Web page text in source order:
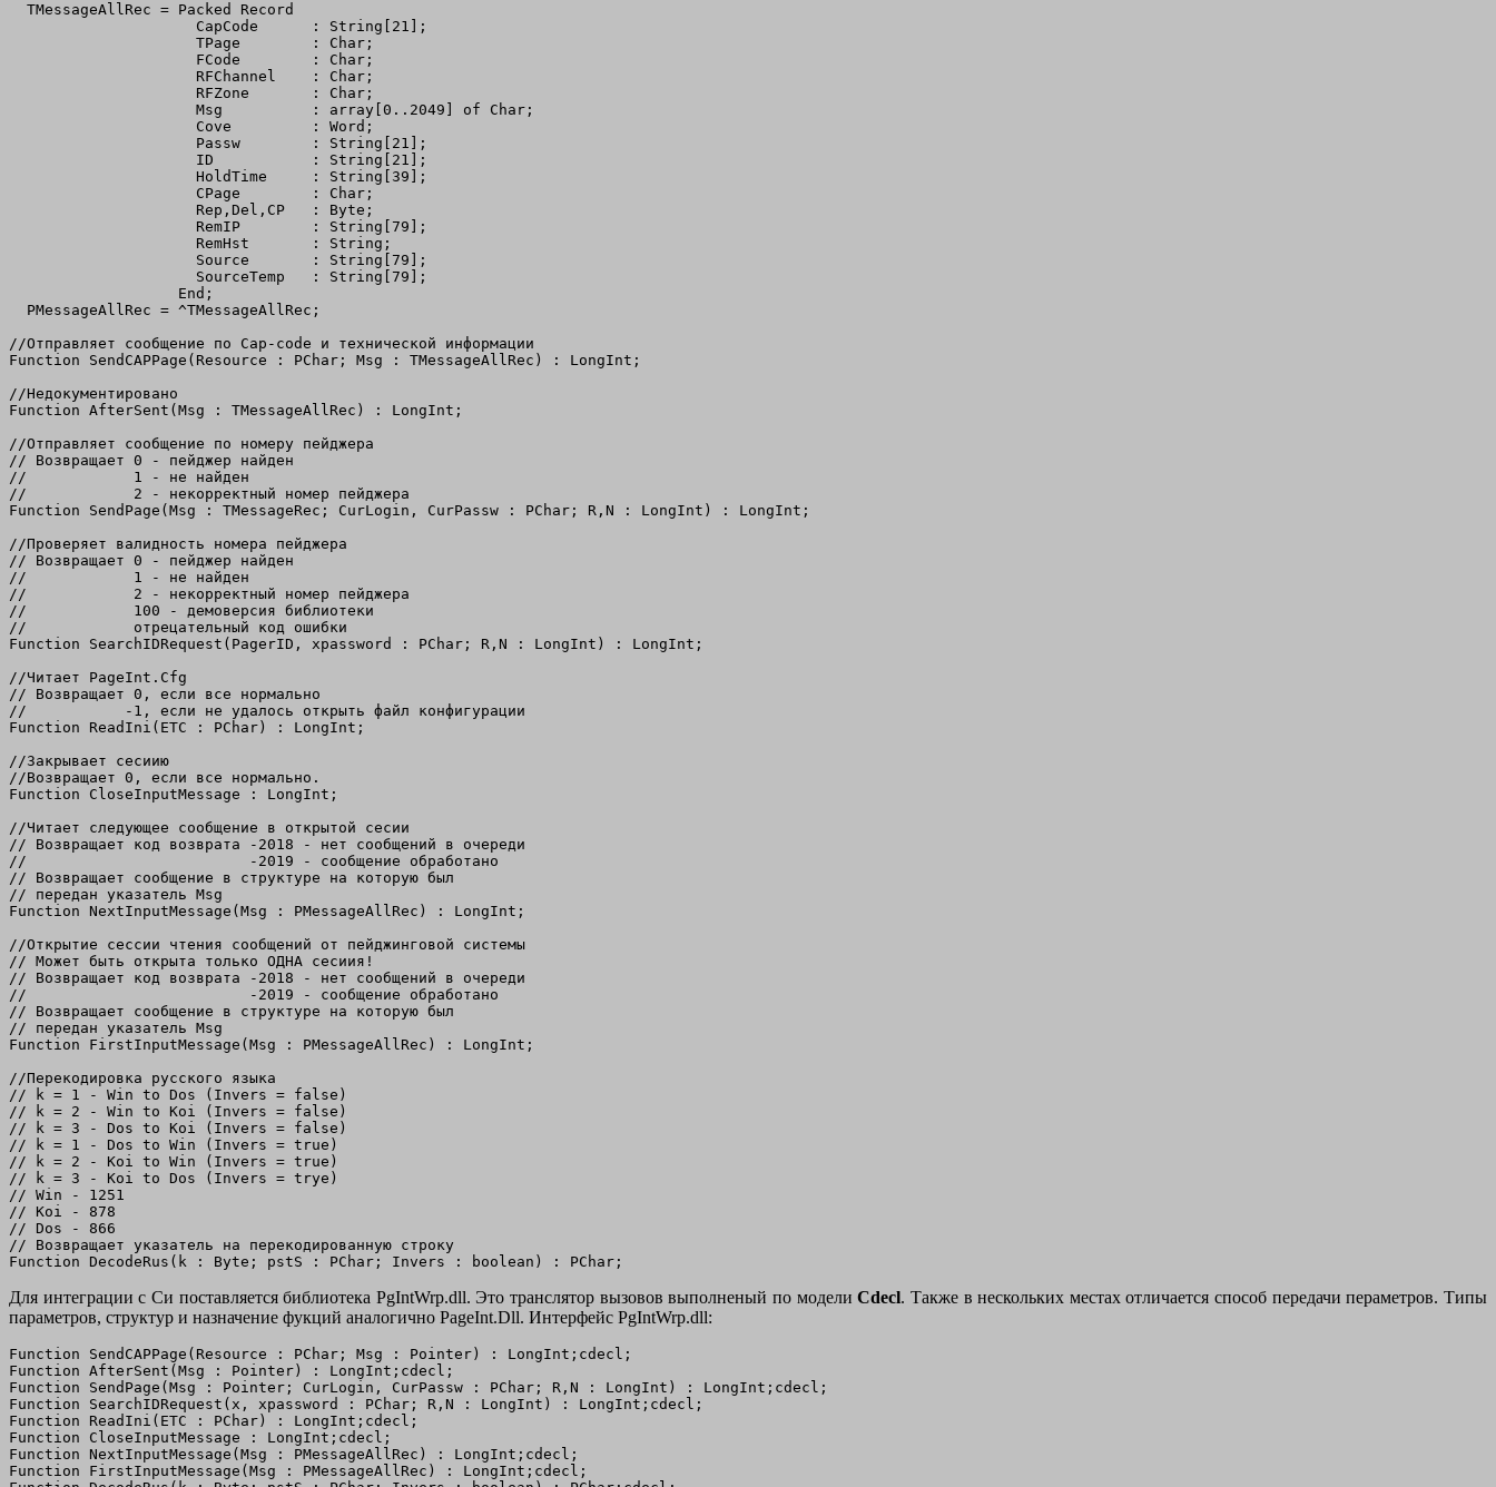
  TMessageAllRec = Packed Record
                     CapCode      : String[21];
                     TPage        : Char;
                     FCode        : Char;
                     RFChannel    : Char;
                     RFZone       : Char;
                     Msg          : array[0..2049] of Char;
                     Cove         : Word;
                     Passw        : String[21];
                     ID           : String[21];
                     HoldTime     : String[39];
                     CPage        : Char;
                     Rep,Del,CP   : Byte;
                     RemIP        : String[79];
                     RemHst       : String;
                     Source       : String[79];
                     SourceTemp   : String[79];
                   End;
  PMessageAllRec = ^TMessageAllRec;
//Отправляет сообщение по Cap-code и технической информации
Function SendCAPPage(Resource : PChar; Msg : TMessageAllRec) : LongInt;
//Недокументировано
Function AfterSent(Msg : TMessageAllRec) : LongInt;
//Отправляет сообщение по номеру пейджера
// Возвращает 0 - пейджер найден
//            1 - не найден
//            2 - некорректный номер пейджера
Function SendPage(Msg : TMessageRec; CurLogin, CurPassw : PChar; R,N : LongInt) : LongInt;
//Проверяет валидность номера пейджера
// Возвращает 0 - пейджер найден
//            1 - не найден
//            2 - некорректный номер пейджера
//            100 - демоверсия библиотеки
//            отрецательный код ошибки
Function SearchIDRequest(PagerID, xpassword : PChar; R,N : LongInt) : LongInt;
//Читает PageInt.Cfg
// Возвращает 0, если все нормально
//           -1, если не удалось открыть файл конфигурации
Function ReadIni(ETC : PChar) : LongInt;
//Закрывает сесиию
//Возвращает 0, если все нормально.
Function CloseInputMessage : LongInt;
//Читает следующее сообщение в открытой сесии
// Возвращает код возврата -2018 - нет сообщений в очереди
//                         -2019 - сообщение обработано
// Возвращает сообщение в структуре на которую был
// передан указатель Msg
Function NextInputMessage(Msg : PMessageAllRec) : LongInt;
//Открытие сессии чтения сообщений от пейджинговой системы
// Может быть открыта только ОДНА сесиия!
// Возвращает код возврата -2018 - нет сообщений в очереди
//                         -2019 - сообщение обработано
// Возвращает сообщение в структуре на которую был
// передан указатель Msg
Function FirstInputMessage(Msg : PMessageAllRec) : LongInt;
//Перекодировка русского языка
// k = 1 - Win to Dos (Invers = false)
// k = 2 - Win to Koi (Invers = false)
// k = 3 - Dos to Koi (Invers = false)
// k = 1 - Dos to Win (Invers = true)
// k = 2 - Koi to Win (Invers = true)
// k = 3 - Koi to Dos (Invers = trye)
// Win - 1251
// Koi - 878
// Dos - 866
// Возвращает указатель на перекодированную строку
Для интеграции с Си поставляется библиотека PgIntWrp.dll. Это транслятор вызовов выполненый по моделиCdecl. Также в нескольких местах отличается способ передачи пераметров. Типы
параметров, структур и назначение фукций аналогично PageInt.Dll. Интерфейс PgIntWrp.dll:
Function SendCAPPage(Resource : PChar; Msg : Pointer) : LongInt;cdecl;
Function AfterSent(Msg : Pointer) : LongInt;cdecl;
Function SendPage(Msg : Pointer; CurLogin, CurPassw : PChar; R,N : LongInt) : LongInt;cdecl;
Function SearchIDRequest(x, xpassword : PChar; R,N : LongInt) : LongInt;cdecl;
Function ReadIni(ETC : PChar) : LongInt;cdecl;
Function CloseInputMessage : LongInt;cdecl;
Function NextInputMessage(Msg : PMessageAllRec) : LongInt;cdecl;
Function FirstInputMessage(Msg : PMessageAllRec) : LongInt;cdecl;